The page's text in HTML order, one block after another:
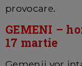
provocare.
GEMENI –
17 martie